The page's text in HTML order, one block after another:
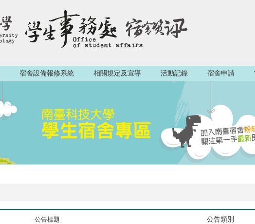
宿舍設備報修系統 相關規定及宣導 活動記錄 宿舍申請
公告標題 公告類別